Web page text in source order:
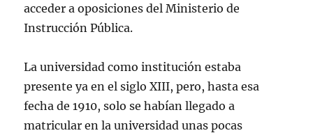
acceder a oposiciones del Ministerio de
Instrucción Pública.
La universidad como institución estaba
presente ya en el siglo XIII, pero, hasta esa
fecha de 1910, solo se habían llegado a
matricular en la universidad unas pocas